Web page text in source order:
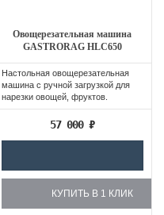
Овощерезательная машина
GASTRORAG HLC650
Настольная овощерезательная
машина с ручной загрузкой для
нарезки овощей, фруктов.
Незаменимый...
57 000₽
КУПИТЬ В 1 КЛИК